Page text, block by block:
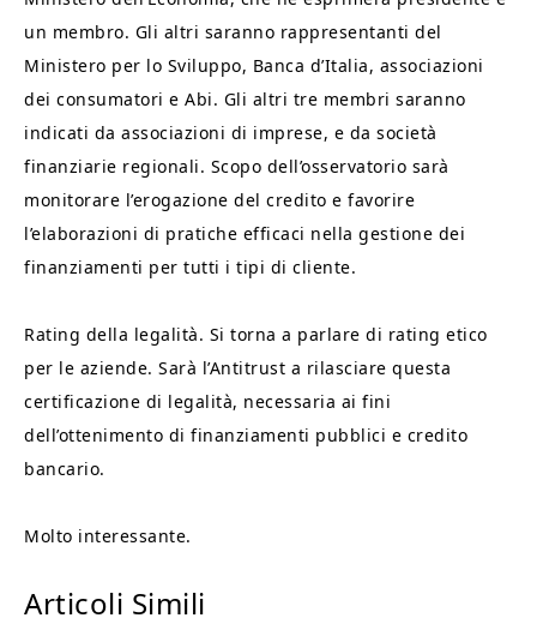
un membro. Gli altri saranno rappresentanti del
Ministero per lo Sviluppo, Banca d’Italia, associazioni
dei consumatori e Abi. Gli altri tre membri saranno
indicati da associazioni di imprese, e da società
finanziarie regionali. Scopo dell’osservatorio sarà
monitorare l’erogazione del credito e favorire
l’elaborazioni di pratiche efficaci nella gestione dei
finanziamenti per tutti i tipi di cliente.
Rating della legalità. Si torna a parlare di rating etico
per le aziende. Sarà l’Antitrust a rilasciare questa
certificazione di legalità, necessaria ai fini
dell’ottenimento di finanziamenti pubblici e credito
bancario.
Molto interessante.
Articoli Simili